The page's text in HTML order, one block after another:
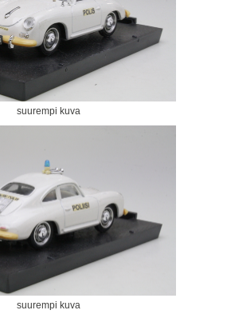
suurempi kuva
suurempi kuva